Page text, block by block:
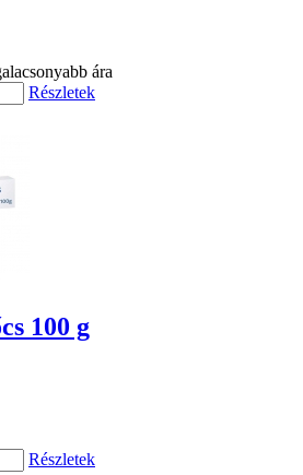
ára
Részletek
100 g
Részletek